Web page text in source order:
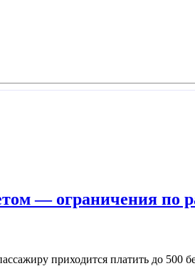
— ограничения по
приходится платить до 500